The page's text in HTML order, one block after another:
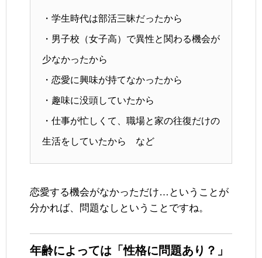
・学生時代は部活三昧だったから
・男子校（女子高）で異性と関わる機会が
少なかったから
・恋愛に興味が持てなかったから
・趣味に没頭していたから
・仕事が忙しくて、職場と家の往復だけの
生活をしていたから など
恋愛する機会がなかっただけ…ということが
分かれば、問題なしということですね。
年齢によっては「性格に問題あり？」